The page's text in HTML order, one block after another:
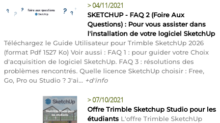
>04/11/2021
SKETCHUP - FAQ 2 (Foire Aux
Questions) : Pour vous assister dans
l'installation de votre logiciel SketchUp
Téléchargez le Guide Utilisateur pour Trimble SketchUp 2026
(format Pdf 1527 Ko) Voir aussi : FAQ 1 : pour guider votre Choix
d'acquisition de logiciel SketchUp. FAQ 3 : résolutions des
problèmes rencontrés. Quelle licence SketchUp choisir : Free,
Go, Pro ou Studio ? J'ai... +d'info
>07/10/2021
Offre Trimble Sketchup Studio pour les
étudiants L'offre Trimble SketchUp